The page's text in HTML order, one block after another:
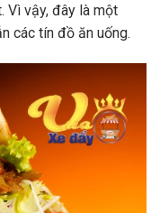
Vì vậy, đây là một
các tín đồ ăn uống.